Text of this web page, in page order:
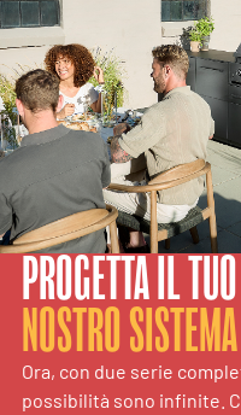
PROGETTA IL
NOSTRO
Ora, con due serie
possibilità sono infinite.